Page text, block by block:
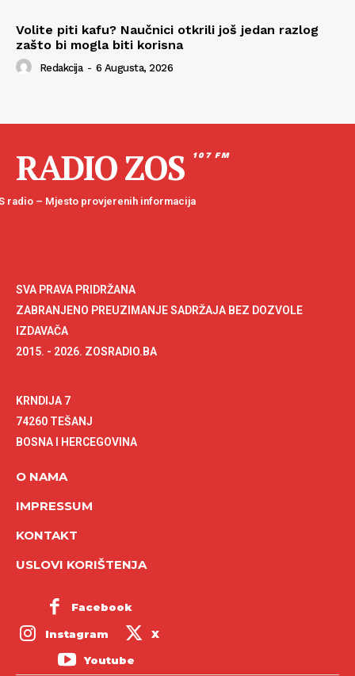
Volite piti kafu? Naučnici otkrili još jedan razlog
zašto bi mogla biti korisna
Redakcija - 6 Augusta, 2026
RADIO ZOS 107 FM
radio – Mjesto provjerenih informacija
SVA PRAVA PRIDRŽANA
ZABRANJENO PREUZIMANJE SADRŽAJA BEZ DOZVOLE
IZDAVAČA
2015. - 2026. ZOSRADIO.BA
KRNDIJA 7
74260 TEŠANJ
BOSNA I HERCEGOVINA
O NAMA
IMPRESSUM
KONTAKT
USLOVI KORIŠTENJA
Facebook
Instagram X
Youtube